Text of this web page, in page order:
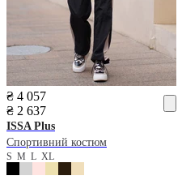
₴ 4 057
₴ 2 637
ISSA Plus
Спортивний костюм
S M L XL